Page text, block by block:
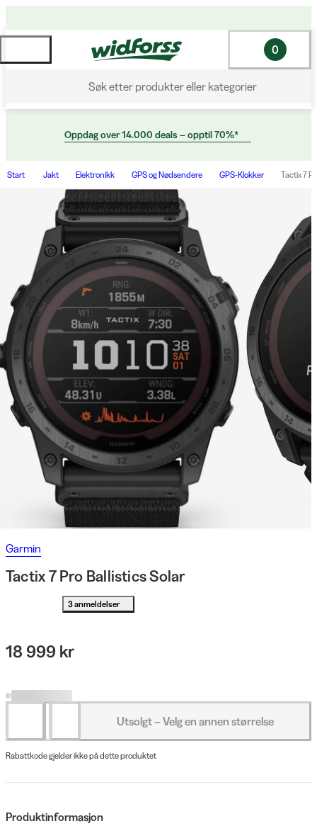
Søk etter produkter eller kategorier
0
Oppdag over 14.000 deals – opptil 70%*
Start Jakt Elektronikk GPS og Nødsendere GPS-Klokker Tactix 7
Garmin
Tactix 7 Pro Ballistics Solar
3 anmeldelser
18 999 kr
Utsolgt – Velg en annen størrelse
Rabattkode gjelder ikke på dette produktet
Produktinformasjon